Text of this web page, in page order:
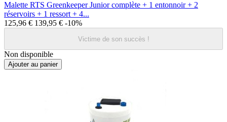
Malette RTS Greenkeeper Junior complète + 1 entonnoir + 2
réservoirs + 1 ressort + 4...
125,96 € 139,95 € -10%
Victime de son succès !
Non disponible
Ajouter au panier